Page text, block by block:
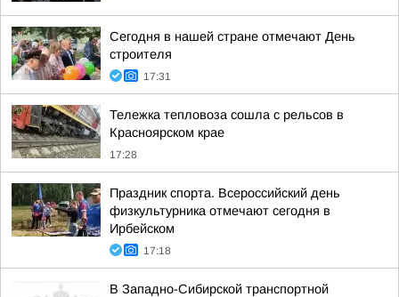
Сегодня в нашей стране отмечают День
строителя
17:31
Тележка тепловоза сошла с рельсов в
Красноярском крае
17:28
Праздник спорта. Всероссийский день
физкультурника отмечают сегодня в
Ирбейском
17:18
В Западно-Сибирской транспортной